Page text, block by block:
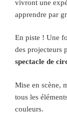
vivront une
apprendre par
En piste ! Une
des projecteurs
spectacle de
Mise en scène,
tous les
couleurs.